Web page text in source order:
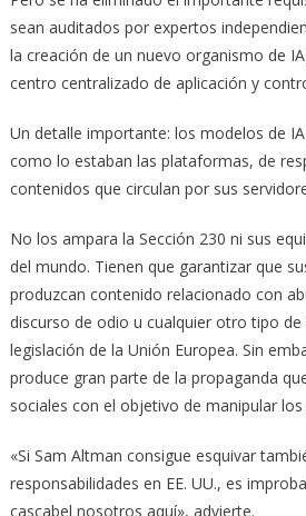
sean auditados por expertos
la creación de un nuevo organismo de
centro centralizado de aplicación y
Un detalle importante: los modelos de
como lo estaban las plataformas, de
contenidos que circulan por sus
No los ampara la Sección 230 ni sus
del mundo. Tienen que garantizar que
produzcan contenido relacionado con
discurso de odio u cualquier otro tipo
legislación de la Unión Europea. Sin
produce gran parte de la propaganda
sociales con el objetivo de manipular
«Si Sam Altman consigue esquivar
responsabilidades en EE. UU., es
cascabel nosotros aquí», advierte.